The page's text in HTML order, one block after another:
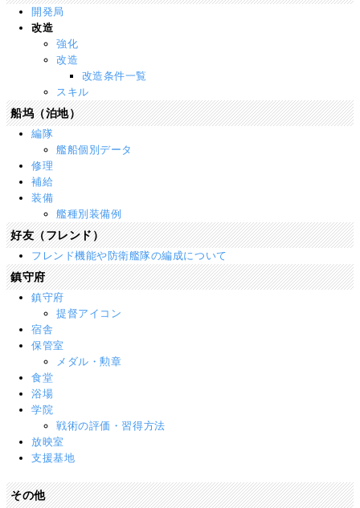
開発局
改造
強化
改造
改造条件一覧
スキル
船坞（泊地）
編隊
艦船個別データ
修理
補給
装備
艦種別装備例
好友（フレンド）
フレンド機能や防衛艦隊の編成について
鎮守府
鎮守府
提督アイコン
宿舎
保管室
メダル・勲章
食堂
浴場
学院
戦術の評価・習得方法
放映室
支援基地
その他